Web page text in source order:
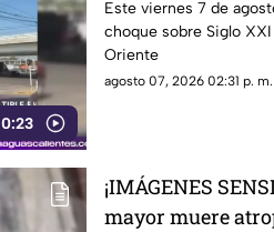
0:23
varios autos en
Este viernes 7 de
choque sobre Siglo
Oriente
agosto 07, 2026 02:31 p. m.
¡IMÁGENES
mayor muere